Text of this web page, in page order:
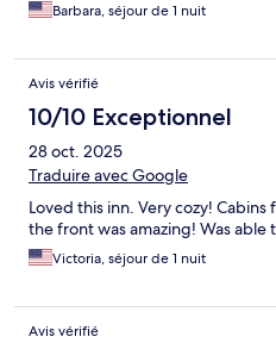
Barbara, séjour de 1 nuit
Avis vérifié
10/10 Exceptionnel
28 oct. 2025
Traduire avec Google
Loved this inn. Very cozy!
the front was amazing! Was able
Victoria, séjour de 1 nuit
Avis vérifié